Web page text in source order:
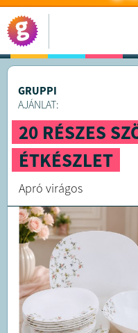
GRUPPI
AJÁNLAT:
20 RÉSZES
ÉTKÉSZLET
Apró virágos